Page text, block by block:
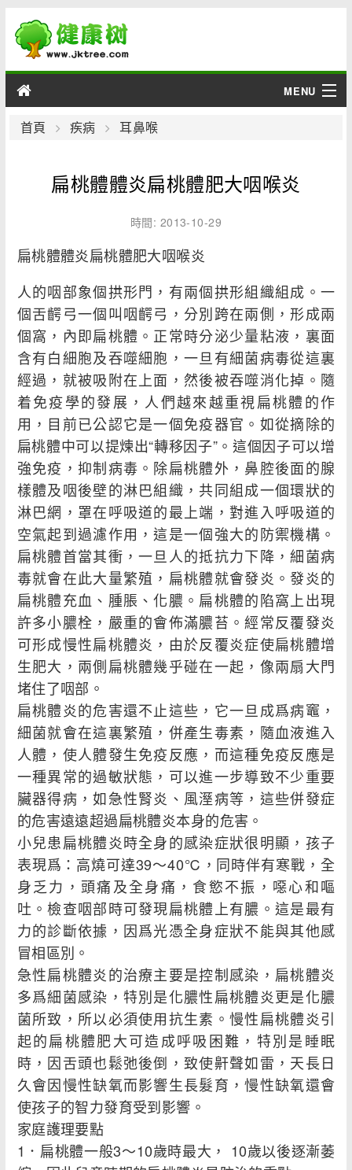
MENU
男性
綜合
疾病
首頁 疾病 耳鼻喉
扁桃體體炎扁桃體肥大咽喉炎
時間: 2013-10-29
扁桃體體炎扁桃體肥大咽喉炎
人的咽部象個拱形門，有兩個拱形組織組成。一
個舌齶弓一個叫咽齶弓，分別跨在兩側，形成兩
個窩，內即扁桃體。正常時分泌少量粘液，裏面
含有白細胞及吞噬細胞，一旦有細菌病毒從這裏
經過，就被吸附在上面，然後被吞噬消化掉。隨
着免疫學的發展，人們越來越重視扁桃體的作
用，目前已公認它是一個免疫器官。如從摘除的
扁桃體中可以提煉出“轉移因子”。這個因子可以增
強免疫，抑制病毒。除扁桃體外，鼻腔後面的腺
樣體及咽後壁的淋巴組織，共同組成一個環狀的
淋巴網，罩在呼吸道的最上端，對進入呼吸道的
空氣起到過濾作用，這是一個強大的防禦機構。
扁桃體首當其衝，一旦人的抵抗力下降，細菌病
毒就會在此大量繁殖，扁桃體就會發炎。發炎的
扁桃體充血、腫脹、化膿。扁桃體的陷窩上出現
許多小膿栓，嚴重的會佈滿膿苔。經常反覆發炎
可形成慢性扁桃體炎，由於反覆炎症使扁桃體增
生肥大，兩側扁桃體幾乎碰在一起，像兩扇大門
堵住了咽部。
扁桃體炎的危害還不止這些，它一旦成爲病竈，
細菌就會在這裏繁殖，併產生毒素，隨血液進入
人體，使人體發生免疫反應，而這種免疫反應是
一種異常的過敏狀態，可以進一步導致不少重要
臟器得病，如急性腎炎、風溼病等，這些併發症
的危害遠遠超過扁桃體炎本身的危害。
小兒患扁桃體炎時全身的感染症狀很明顯，孩子
表現爲：高燒可達39～40℃，同時伴有寒戰，全
身乏力，頭痛及全身痛，食慾不振，噁心和嘔
吐。檢查咽部時可發現扁桃體上有膿。這是最有
力的診斷依據，因爲光憑全身症狀不能與其他感
冒相區別。
急性扁桃體炎的治療主要是控制感染，扁桃體炎
多爲細菌感染，特別是化膿性扁桃體炎更是化膿
菌所致，所以必須使用抗生素。慢性扁桃體炎引
起的扁桃體肥大可造成呼吸困難，特別是睡眠
時，因舌頭也鬆弛後倒，致使鼾聲如雷，天長日
久會因慢性缺氧而影響生長髮育，慢性缺氧還會
使孩子的智力發育受到影響。
家庭護理要點
1．扁桃體一般3～10歲時最大， 10歲以後逐漸萎